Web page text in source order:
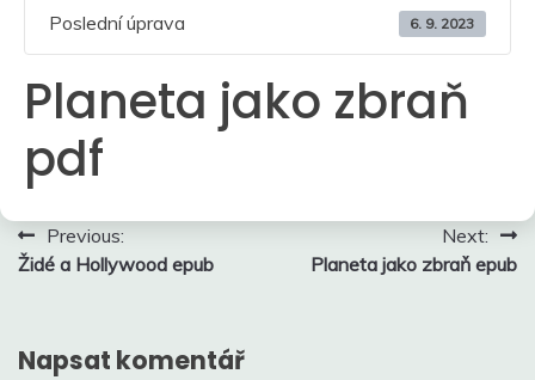
Poslední úprava 6. 9. 2023
Planeta jako zbraň
pdf
Navigace
pro
Previous:
Židé a Hollywood epub
Next:
Planeta jako zbraň epub
Napsat komentář